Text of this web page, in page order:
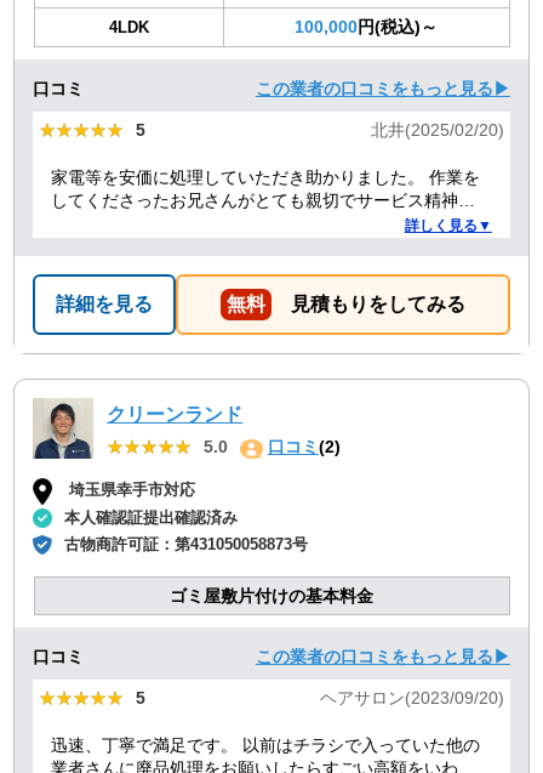
4LDK 100,000円(税込)～
口コミ この業者の口コミをもっと見る▶
★★★★★
★★★★★ 5 北井(2025/02/20)
家電等を安価に処理していただき助かりました。 作業を
してくださったお兄さんがとても親切でサービス精神溢
詳しく見る▼
詳細を見る 無料 見積もりをしてみる
クリーンランド
★★★★★
★★★★★ 5.0 口コミ(2)
埼玉県幸手市対応
本人確認証提出確認済み
古物商許可証：第431050058873号
ゴミ屋敷片付けの基本料金
口コミ この業者の口コミをもっと見る▶
★★★★★
★★★★★ 5 ヘアサロン(2023/09/20)
迅速、丁寧で満足です。 以前はチラシで入っていた他の
業者さんに廃品処理をお願いしたらすごい高額をいわれ